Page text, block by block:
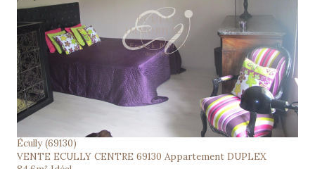
voir le bien
Écully (69130)
VENTE ECULLY CENTRE 69130 Appartement DUPLEX